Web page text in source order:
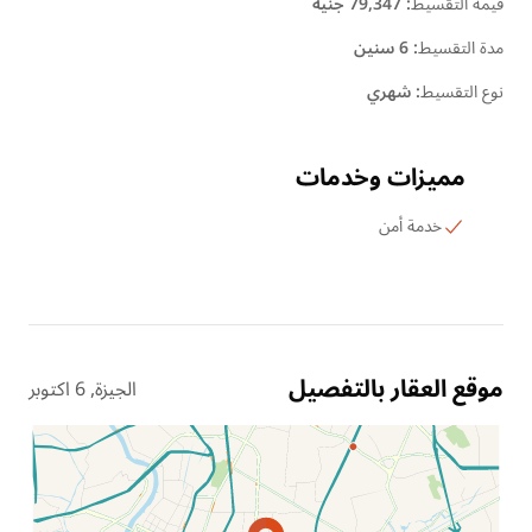
مدة التقسيط:6 سنين
نوع التقسيط:شهري
مميزات وخدمات
خدمة أمن
موقع العقار بالتفصيل الجيزة, 6 اكتوبر